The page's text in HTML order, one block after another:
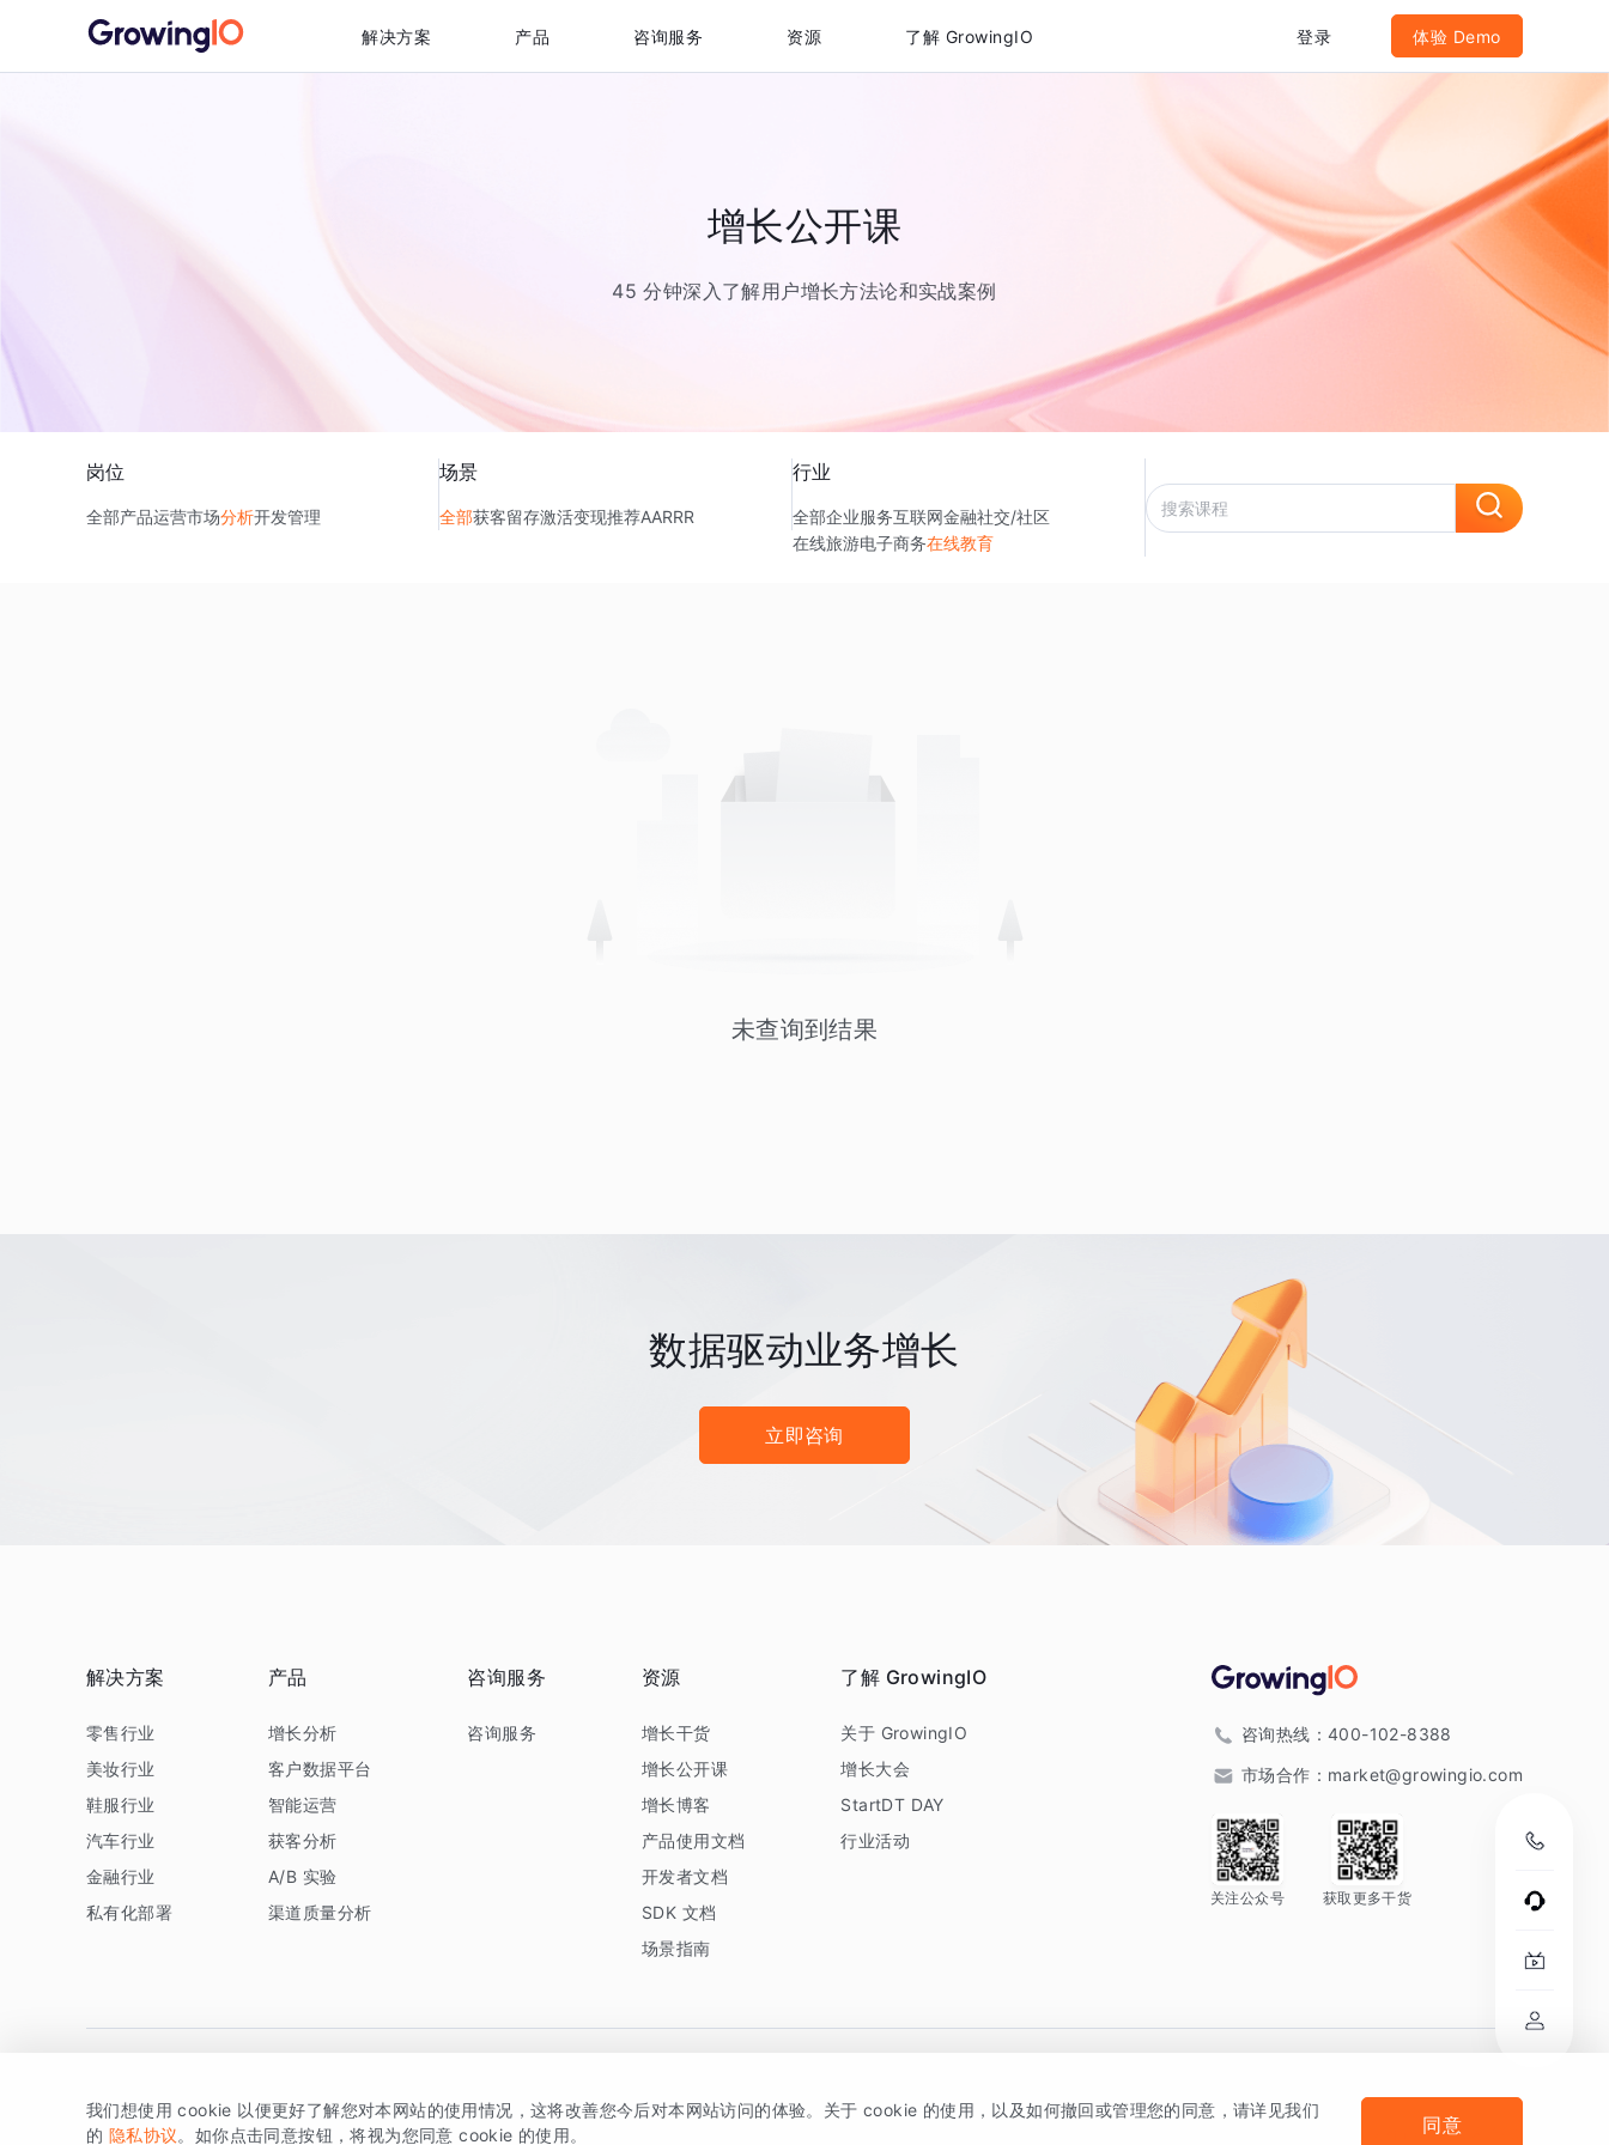
解决方案 产品 咨询服务 资源 了解 GrowingIO 登录 体验 Demo
增长公开课
45 分钟深入了解用户增长方法论和实战案例
岗位
全部产品运营市场分析开发管理
场景
全部获客留存激活变现推荐AARRR
行业
全部企业服务互联网金融社交/社区
在线旅游电子商务在线教育
未查询到结果
数据驱动业务增长
立即咨询
解决方案
零售行业
美妆行业
鞋服行业
汽车行业
金融行业
私有化部署
产品
增长分析
客户数据平台
智能运营
获客分析
A/B 实验
渠道质量分析
咨询服务
咨询服务
资源
增长干货
增长公开课
增长博客
产品使用文档
开发者文档
SDK 文档
场景指南
了解 GrowingIO
关于 GrowingIO
增长大会
StartDT DAY
行业活动
咨询热线： 400-102-8388
市场合作： market@growingio.com
关注公众号 获取更多干货
版权所有 © 北京易数科技有限公司SDK相关说明 京ICP备15038330号 法律声明及隐私条款
我们想使用 cookie 以便更好了解您对本网站的使用情况，这将改善您今后对本网站访问的体验。关于 cookie 的使用，以及如何撤回或管理您的同意，请详见我们
的 隐私协议。如你点击同意按钮，将视为您同意 cookie 的使用。 同意